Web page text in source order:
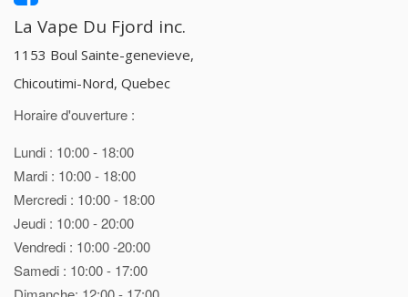
La Vape Du Fjord inc.
1153 Boul Sainte-genevieve,
Chicoutimi-Nord, Quebec
Horaire d'ouverture :
Lundi : 10:00 - 18:00
Mardi : 10:00 - 18:00
Mercredi : 10:00 - 18:00
Jeudi : 10:00 - 20:00
Vendredi : 10:00 -20:00
Samedi : 10:00 - 17:00